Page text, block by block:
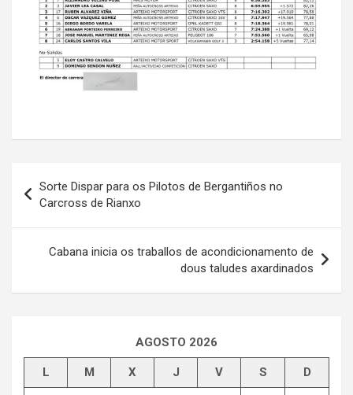
de
entradas
Sorte Dispar para os Pilotos de Bergantiños no
Carcross de Rianxo
Cabana inicia os traballos de acondicionamento de
dous taludes axardinados
AGOSTO 2026
L M X J V S D